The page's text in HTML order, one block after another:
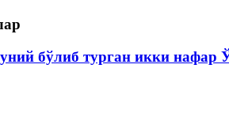
бўлиб турган икки нафар